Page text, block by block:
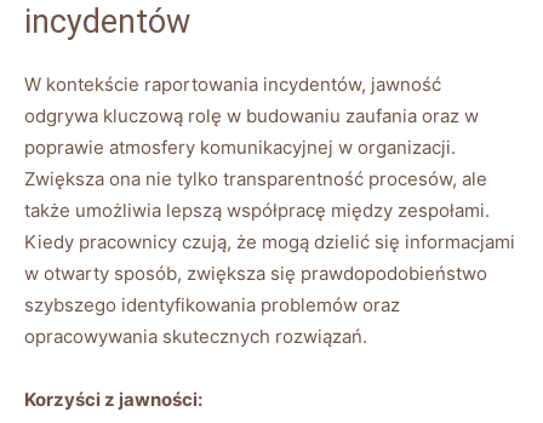
incydentów
W⁣ kontekście ‍raportowania incydentów, jawność
odgrywa ⁣kluczową rolę ⁤w budowaniu zaufania oraz w
poprawie atmosfery komunikacyjnej w organizacji.
Zwiększa ona⁢ nie tylko transparentność procesów, ale‍
także‍ umożliwia ‌lepszą współpracę między zespołami.
Kiedy pracownicy czują, że​ mogą dzielić się⁣ informacjami⁤
w otwarty sposób, ‌zwiększa ⁢się prawdopodobieństwo
szybszego identyfikowania problemów oraz
opracowywania skutecznych ‍rozwiązań.
Korzyści z ‌jawności: